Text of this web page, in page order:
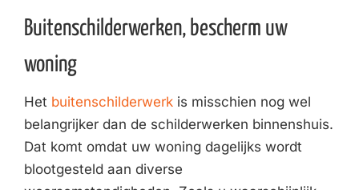
Buitenschilderwerken, bescherm uw
woning
Het buitenschilderwerk is misschien nog wel
belangrijker dan de schilderwerken binnenshuis.
Dat komt omdat uw woning dagelijks wordt
blootgesteld aan diverse